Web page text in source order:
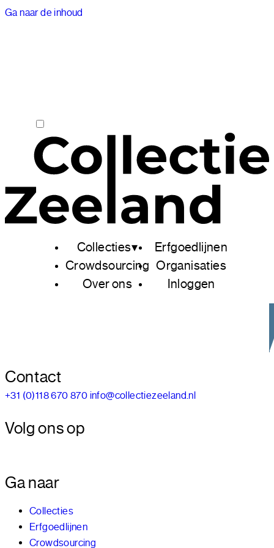
Ga naar de inhoud
Collecties
Erfgoedlijnen
Crowdsourcing Organisaties
Over ons
Inloggen
Contact
+31 (0)118 670 870 info@collectiezeeland.nl
Volg ons op
Ga naar
Collecties
Erfgoedlijnen
Crowdsourcing